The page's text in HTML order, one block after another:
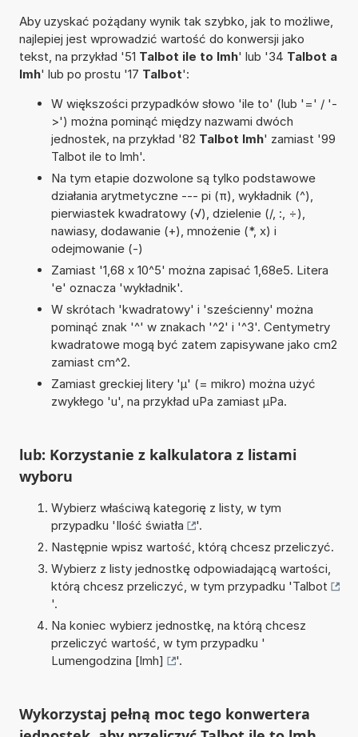
Aby uzyskać pożądany wynik tak szybko, jak to możliwe,
najlepiej jest wprowadzić wartość do konwersji jako
tekst, na przykład '51 Talbot ile to lmh' lub '34 Talbot a
lmh' lub po prostu '17 Talbot':
W większości przypadków słowo 'ile to' (lub '=' / '-
>') można pominąć między nazwami dwóch
jednostek, na przykład '82 Talbot lmh' zamiast '99
Talbot ile to lmh'.
Na tym etapie dozwolone są tylko podstawowe
działania arytmetyczne --- pi (π), wykładnik (^),
pierwiastek kwadratowy (√), dzielenie (/, :, ÷),
nawiasy, dodawanie (+), mnożenie (*, x) i
odejmowanie (-)
Zamiast '1,68 x 10^5' można zapisać 1,68e5. Litera
'e' oznacza 'wykładnik'.
W skrótach 'kwadratowy' i 'sześcienny' można
pominąć znak '^' w znakach '^2' i '^3'. Centymetry
kwadratowe mogą być zatem zapisywane jako cm2
zamiast cm^2.
Zamiast greckiej litery 'µ' (= mikro) można użyć
zwykłego 'u', na przykład uPa zamiast µPa.
lub: Korzystanie z kalkulatora z listami
wyboru
Wybierz właściwą kategorię z listy, w tym
przypadku 'Ilość światła
'.
Następnie wpisz wartość, którą chcesz przeliczyć.
Wybierz z listy jednostkę odpowiadającą wartości,
którą chcesz przeliczyć, w tym przypadku 'Talbot
'.
Na koniec wybierz jednostkę, na którą chcesz
przeliczyć wartość, w tym przypadku '
Lumengodzina [lmh]
'.
Wykorzystaj pełną moc tego konwertera